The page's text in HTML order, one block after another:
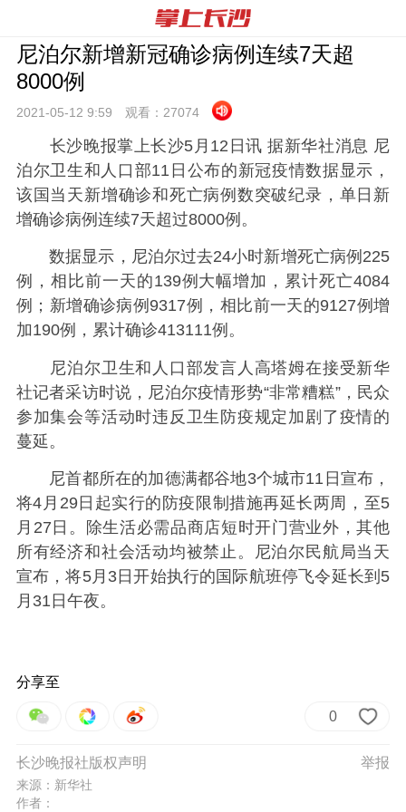
尼泊尔新增新冠确诊病例连续7天超
8000例
2021-05-12 9:59 观看： 27074
长沙晚报掌上长沙5月12日讯 据新华社消息 尼
泊尔卫生和人口部11日公布的新冠疫情数据显示，
该国当天新增确诊和死亡病例数突破纪录，单日新
增确诊病例连续7天超过8000例。
数据显示，尼泊尔过去24小时新增死亡病例225
例，相比前一天的139例大幅增加，累计死亡4084
例；新增确诊病例9317例，相比前一天的9127例增
加190例，累计确诊413111例。
尼泊尔卫生和人口部发言人高塔姆在接受新华
社记者采访时说，尼泊尔疫情形势“非常糟糕”，民众
参加集会等活动时违反卫生防疫规定加剧了疫情的
蔓延。
尼首都所在的加德满都谷地3个城市11日宣布，
将4月29日起实行的防疫限制措施再延长两周，至5
月27日。除生活必需品商店短时开门营业外，其他
所有经济和社会活动均被禁止。尼泊尔民航局当天
宣布，将5月3日开始执行的国际航班停飞令延长到5
月31日午夜。
分享至
0
举报
长沙晚报社版权声明
来源：新华社
作者：